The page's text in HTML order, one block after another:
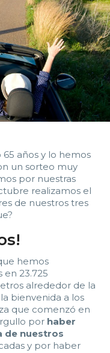
años y lo hemos
un sorteo muy
por nuestras
realizamos el
de nuestros tres
hemos
23.725
alrededor de la
bienvenida a los
que comenzó en
por haber
de nuestros
y por haber
15:30
17:30
19:30
21:30
23:30
1:30
3:30
5:30
7:30